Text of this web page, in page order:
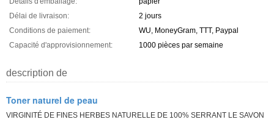
Délai de livraison:
2 jours
Conditions de paiement:
WU, MoneyGram, TTT, Paypal
Capacité d'approvisionnement:
1000 pièces par semaine
description de
Toner naturel de peau
VIRGINITÉ DE FINES HERBES NATURELLE DE 100% SERRANT LE SAVON